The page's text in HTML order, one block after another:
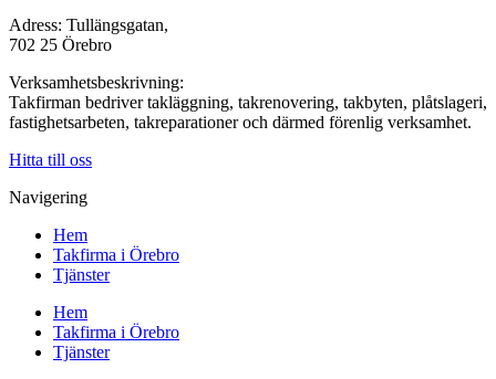
Adress: Tullängsgatan,
702 25 Örebro
Verksamhetsbeskrivning:
Takfirman bedriver takläggning, takrenovering, takbyten, plåtslageri,
fastighetsarbeten, takreparationer och därmed förenlig verksamhet.
Hitta till oss
Navigering
Hem
Takfirma i Örebro
Tjänster
Hem
Takfirma i Örebro
Tjänster